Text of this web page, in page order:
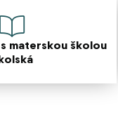
materskou školou